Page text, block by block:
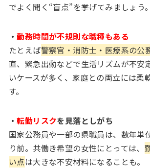
でよく聞く“盲点”を挙げてみましょう。
・勤務時間が不規則な職種もある
たとえば警察官・消防士・医療系の公
直、緊急出動などで生活リズムが不安
いケースが多く、家庭との両立には柔
す。
・転勤リスクを見落としがち
国家公務員や一部の県職員は、数年単
り前。共働き希望の女性にとっては、
い点は大きな不安材料になることも。